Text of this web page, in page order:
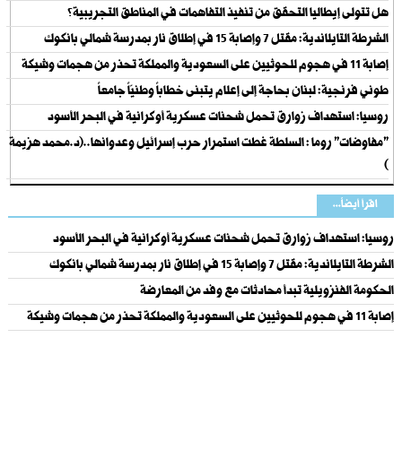
هل تتولى إيطاليا التحقق من تنفيذ التفاهمات في المناطق التجريبية؟
الشرطة التايلاندية: مقتل 7 وإصابة 15 في إطلاق نار بمدرسة شمالي بانكوك
إصابة 11 في هجوم للحوثيين على السعودية والمملكة تحذر من هجمات وشيكة
طوني فرنجية: لبنان بحاجة إلى إعلام يتبنى خطاباً وطنيّاً جامعاً
روسيا: استهداف زوارق تحمل شحنات عسكرية أوكرانية في البحر الأسود
"مفاوضات" روما : السلطة غطت استمرار حرب إسرائيل وعدوانها..(د.محمد هزيمة
)
اقرأ أيضاً...
روسيا: استهداف زوارق تحمل شحنات عسكرية أوكرانية في البحر الأسود
الشرطة التايلاندية: مقتل 7 وإصابة 15 في إطلاق نار بمدرسة شمالي بانكوك
الحكومة الفنزويلية تبدأ محادثات مع وفد من المعارضة
إصابة 11 في هجوم للحوثيين على السعودية والمملكة تحذر من هجمات وشيكة